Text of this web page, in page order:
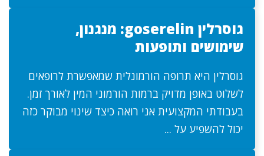
גוסרלין goserelin: מנגנון,
שימושים ותופעות
גוסרלין היא תרופה הורמונלית שמאפשרת לרופאים
לשלוט באופן מדויק ברמות הורמוני המין לאורך זמן.
בעבודתי המקצועית אני רואה כיצד שינוי מבוקר כזה
יכול להשפיע על ...